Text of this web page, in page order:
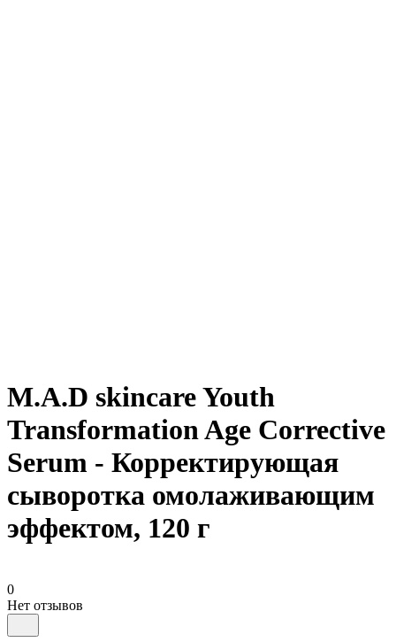
M.A.D skincare Youth
Transformation Age Corrective
Serum - Корректирующая
сыворотка омолаживающим
эффектом, 120 г
0
Нет отзывов